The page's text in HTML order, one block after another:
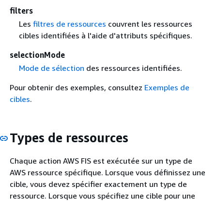
filters
Les filtres de ressources couvrent les ressources
cibles identifiées à l'aide d'attributs spécifiques.
selectionMode
Mode de sélection des ressources identifiées.
Pour obtenir des exemples, consultez Exemples de
cibles.
Types de ressources
Chaque action AWS FIS est exécutée sur un type de
AWS ressource spécifique. Lorsque vous définissez une
cible, vous devez spécifier exactement un type de
ressource. Lorsque vous spécifiez une cible pour une